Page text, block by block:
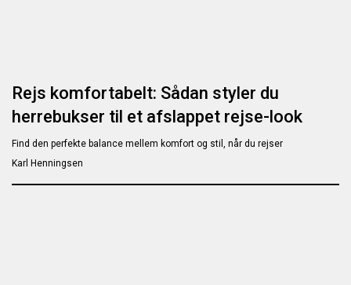
Rejs komfortabelt: Sådan styler du
herrebukser til et afslappet rejse-look
Find den perfekte balance mellem komfort og stil, når du rejser
Karl Henningsen